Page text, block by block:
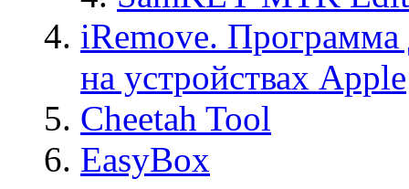
iRemove. Программа
на устройствах Apple
Cheetah Tool
EasyBox